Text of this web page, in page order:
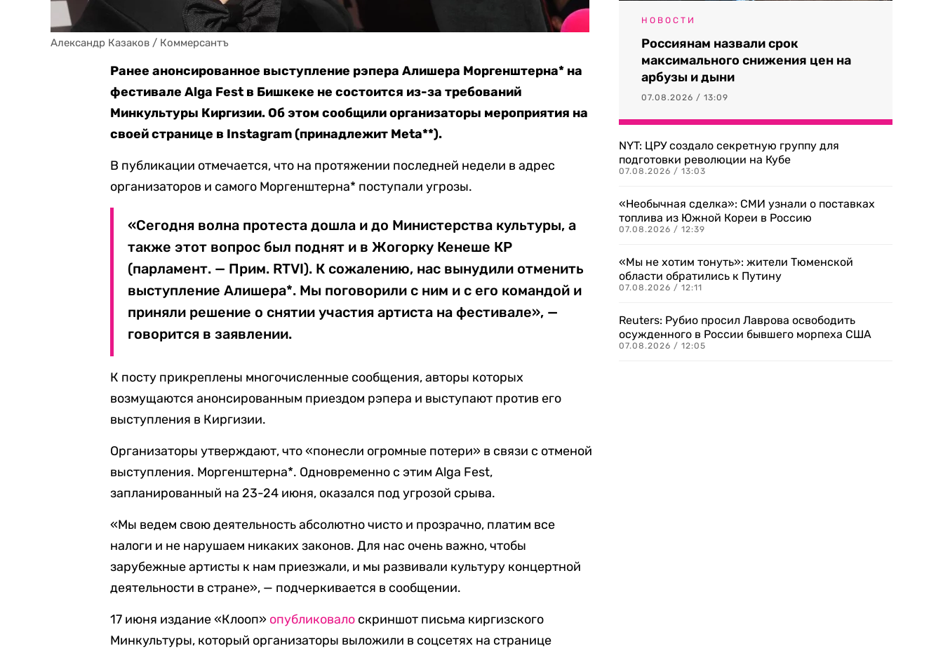
Александр Казаков / Коммерсантъ
Ранее анонсированное выступление рэпера Алишера Моргенштерна* на
фестивале Alga Fest в Бишкеке не состоится из-за требований
Минкультуры Киргизии. Об этом сообщили организаторы мероприятия на
своей странице в Instagram (принадлежит Meta**).
В публикации отмечается, что на протяжении последней недели в адрес
организаторов и самого Моргенштерна* поступали угрозы.
«Сегодня волна протеста дошла и до Министерства культуры, а
также этот вопрос был поднят и в Жогорку Кенеше КР
(парламент. — Прим. RTVI). К сожалению, нас вынудили отменить
выступление Алишера*. Мы поговорили с ним и с его командой и
приняли решение о снятии участия артиста на фестивале», —
говорится в заявлении.
К посту прикреплены многочисленные сообщения, авторы которых
возмущаются анонсированным приездом рэпера и выступают против его
выступления в Киргизии.
Организаторы утверждают, что «понесли огромные потери» в связи с отменой
выступления. Моргенштерна*. Одновременно с этим Alga Fest,
запланированный на 23-24 июня, оказался под угрозой срыва.
«Мы ведем свою деятельность абсолютно чисто и прозрачно, платим все
налоги и не нарушаем никаких законов. Для нас очень важно, чтобы
зарубежные артисты к нам приезжали, и мы развивали культуру концертной
деятельности в стране», — подчеркивается в сообщении.
17 июня издание «Клооп» опубликовало скриншот письма киргизского
Минкультуры, который организаторы выложили в соцсетях на странице
НОВОСТИ
Россиянам назвали срок
максимального снижения цен на
арбузы и дыни
07.08.2026 / 13:09
NYT: ЦРУ создало секретную группу для
подготовки революции на Кубе
07.08.2026 / 13:03
«Необычная сделка»: СМИ узнали о поставках
топлива из Южной Кореи в Россию
07.08.2026 / 12:39
«Мы не хотим тонуть»: жители Тюменской
области обратились к Путину
07.08.2026 / 12:11
Reuters: Рубио просил Лаврова освободить
осужденного в России бывшего морпеха США
07.08.2026 / 12:05